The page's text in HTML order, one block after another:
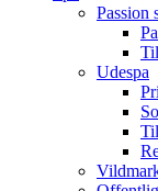
Passion
Udespa